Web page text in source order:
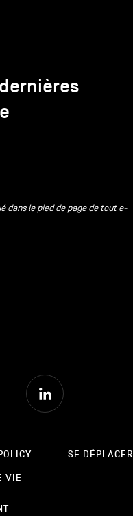
dans le pied de page de tout e-
VIE
SE DÉPLACER